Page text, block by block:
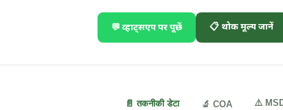
💬 व्हाट्सएप पर पूछें 📋 थोक मूल्य जानें
📄 तकनीकी डेटा 🔬 COA ⚠️